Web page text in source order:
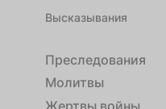
Высказывания
Преследования
Молитвы
Жертвы войны